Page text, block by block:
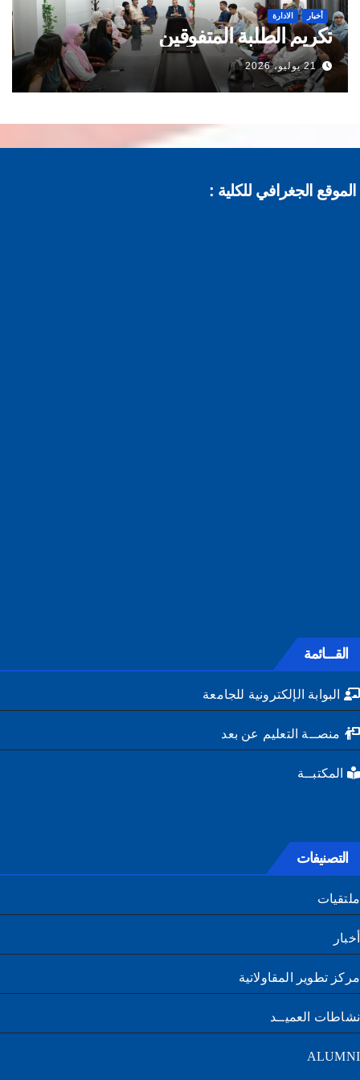
أخبار الادارة
تكريم الطلبة المتفوقين
21 يوليو، 2026
الجغرافي للكلية :
القـــائمة
البوابة الإلكترونية للجامعة
منصــة التعليم عن بعد
المكتبــة
التصنيفات
تطوير المقاولاتية
العميــد